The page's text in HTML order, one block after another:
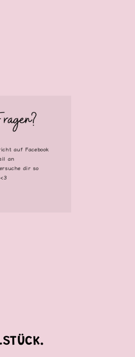
auf Facebook
an
dir so